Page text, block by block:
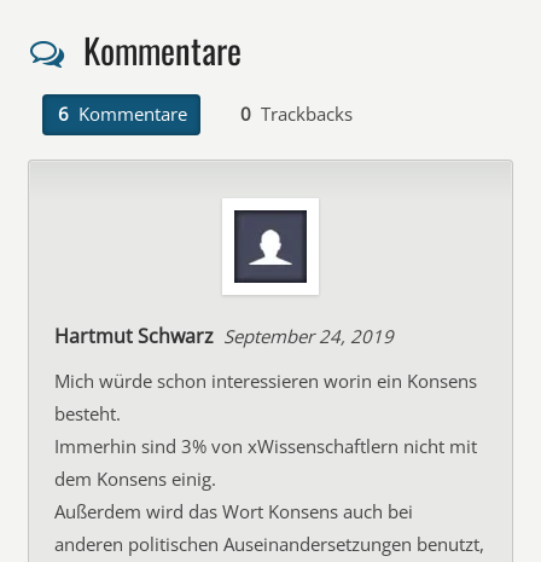
Kommentare
6 Kommentare 0 Trackbacks
Hartmut Schwarz September 24, 2019
Mich würde schon interessieren worin ein Konsens
besteht.
Immerhin sind 3% von xWissenschaftlern nicht mit
dem Konsens einig.
Außerdem wird das Wort Konsens auch bei
anderen politischen Auseinandersetzungen benutzt,